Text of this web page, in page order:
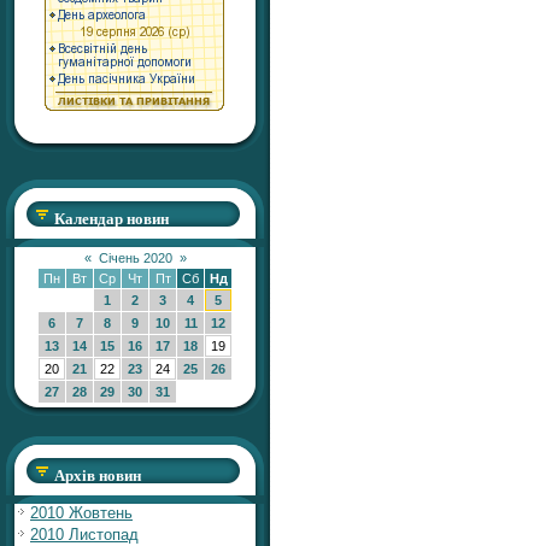
Календар новин
« Січень 2020 »
Пн
Вт Ср Чт Пт Сб
Нд
1
2 3 4
5
6
7 8 9 10 11
12
13
14 15 16 17 18
19
20
21 22 23 24 25
26
27
28 29 30 31
Архів новин
2010 Жовтень
2010 Листопад